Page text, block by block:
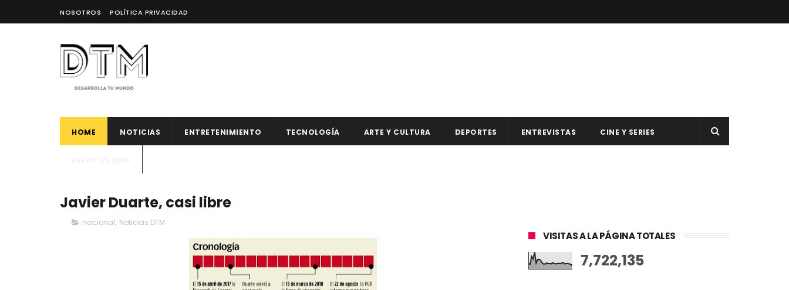
NOSOTROS POLÍTICA PRIVACIDAD
HOME NOTICIAS ENTRETENIMIENTO TECNOLOGÍA ARTE Y CULTURA DEPORTES ENTREVISTAS CINE Y SERIES
Javier Duarte, casi libre
nacional, Noticias DTM
VISITAS A LA PÁGINA TOTALES
7,722,135